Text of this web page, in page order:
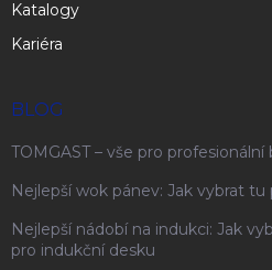
Katalogy
Kariéra
BLOG
TOMGAST – vše pro
Nejlepší wok pánev: Jak vybrat
Nejlepší nádobí na indukci: Jak
pro indukční desku